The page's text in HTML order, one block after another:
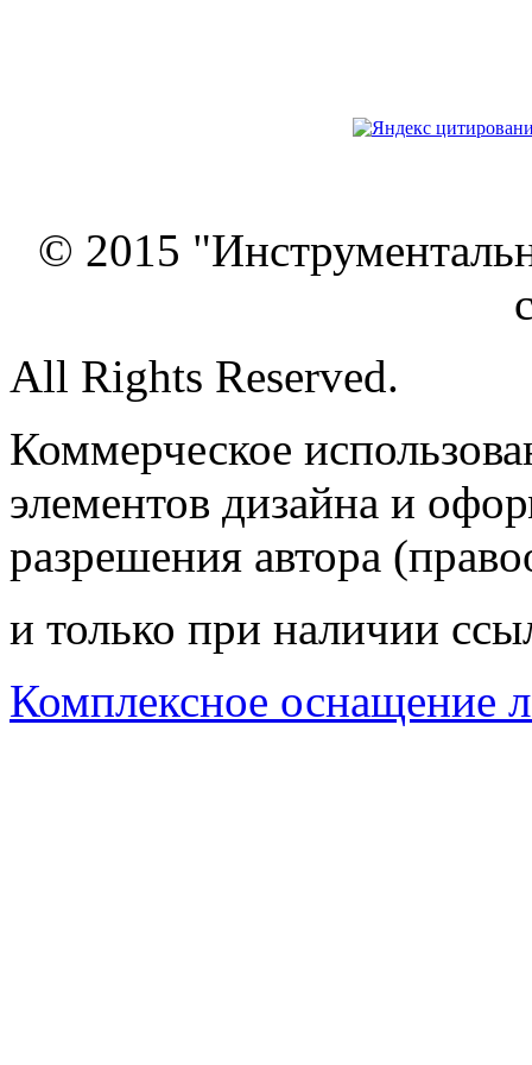
© 2015
All Rights Reserved.
Коммерческое
элементов дизайна и
разрешения автора
и только при наличии
Комплексное оснащение